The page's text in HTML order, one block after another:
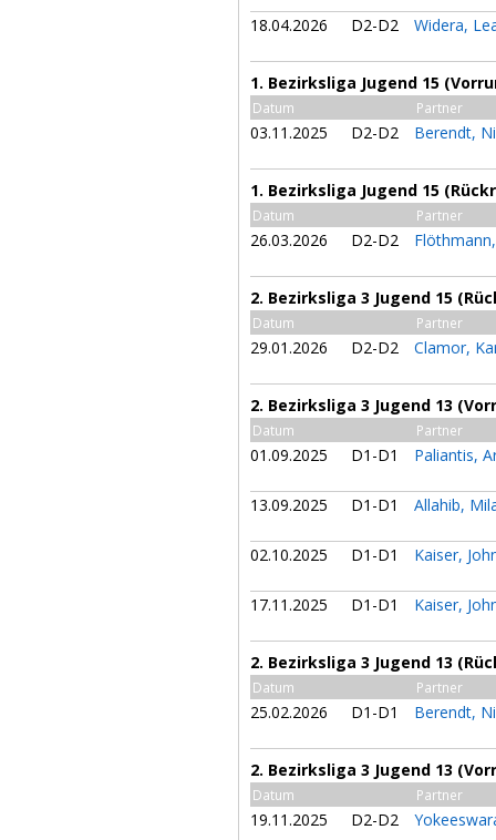
18.04.2026 D2-D2 Widera,
1. Bezirksliga Jugend 15
Datum Partner
03.11.2025 D2-D2 Berendt,
1. Bezirksliga Jugend 15
Datum Partner
26.03.2026 D2-D2
2. Bezirksliga 3 Jugend 15
Datum Partner
29.01.2026 D2-D2 Clamor,
2. Bezirksliga 3 Jugend 13
Datum Partner
01.09.2025 D1-D1 Paliantis,
13.09.2025 D1-D1 Allahib,
02.10.2025 D1-D1 Kaiser,
17.11.2025 D1-D1 Kaiser,
2. Bezirksliga 3 Jugend 13
Datum Partner
25.02.2026 D1-D1 Berendt,
2. Bezirksliga 3 Jugend 13
Datum Partner
19.11.2025 D2-D2